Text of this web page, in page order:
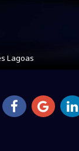
Lagoas